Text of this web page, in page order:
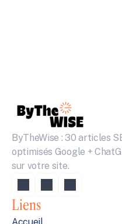
ByTheWise : 30 articles
optimisés Google +
sur votre site.
Liens